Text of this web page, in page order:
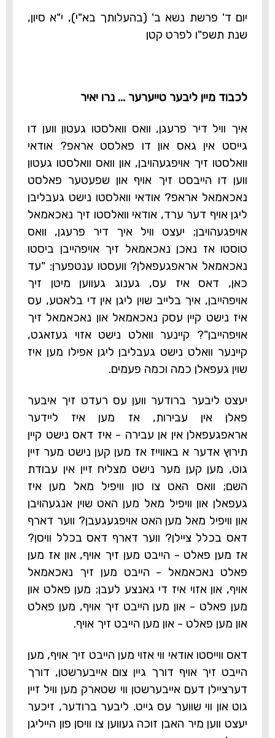
יום ד' פרשת נשא ב' (בהעלותך בא"י), י"א סיון,
שנת תשפ"ו לפרט קטן
לכבוד מיין ליבער טייערער ... נרו יאיר
איך וויל דיר פרעגן, וואס וואלסטו געטון ווען דו
גייסט אין גאס און דו פאלסט אראפ? אודאי
וואלסטו זיך אויפגעהויבן, און וואס וואלסטו געטון
ווען דו הייבסט זיך אויף און שפעטער פאלסט
נאכאמאל אראפ? אודאי וואלסטו נישט געבליבן
ליגן אויף דער ערד, אודאי וואלסטו זיך נאכאמאל
אויפגעהויבן; יעצט וויל איך דיר פרעגן, וואס
טוסטו אז נאכן נאכאמאל זיך אויפהייבן ביסטו
נאכאמאל אראפגעפאלן? וועסטו ענטפערן: "עד
כאן, דאס איז עס, גענוג געווען מיטן זיך
אויפהייבן, איך בלייב שוין ליגן אין די בלאטע, עס
איז נישט קיין עסק נאכאמאל און נאכאמאל זיך
אויפהייבן"? קיינער וואלט נישט אזוי געזאגט,
קיינער וואלט נישט געבליבן ליגן אפילו מען איז
שוין געפאלן כמה וכמה פעמים.
יעצט ליבער ברודער ווען עס רעדט זיך איבער
פאלן אין עבירות, אז מען איז ליידער
אראפגעפאלן אין אן עבירה - איז דאס נישט קיין
תירוץ אדער א באווייז אז מען קען נישט מער זיין
גוט, מען קען מער נישט מצליח זיין אין עבודת
השם; וואס האט צו טון וויפיל מאל מען איז
געפאלן און וויפיל מאל מען האט שוין אנגעהויבן
און וויפיל מאל מען האט אויפגעגעבן? ווער דארף
דאס בכלל ציילן? ווער דארף דאס בכלל וויסן?
אז מען פאלט - הייבט מען זיך אויף, און אז מען
פאלט נאכאמאל - הייבט מען זיך נאכאמאל
אויף, און אזוי איז די גאנצע לעבן; מען פאלט און
מען פאלט - און מען הייבט זיך אויף, מען פאלט
און מען פאלט - און מען הייבט זיך אויף.
דאס ווייסטו אודאי ווי אזוי מען הייבט זיך אויף, מען
הייבט זיך אויף דורך גיין צום אייבערשטן, דורך
דערציילן דעם אייבערשטן ווי שטארק מען וויל זיין
גוט און ווי שווער עס גייט. ליבער ברודער, זיכער
יעצט ווען מיר האבן זוכה געווען צו וויסן פון הייליגן